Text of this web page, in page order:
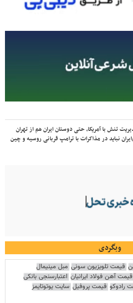
تنش با آمریکا، حتی دوستان ایران هم از تهران
نباید در مذاکرات با ترامپ قربانی روسیه و چین
وبگردی
قیمت تلویزیون سونی مبل مینیمال
قیمت آهن فولاد ایرانیان اعتبارسنجی بانکی
رادوکو قیمت پروفیل سایت یوتوتایمز